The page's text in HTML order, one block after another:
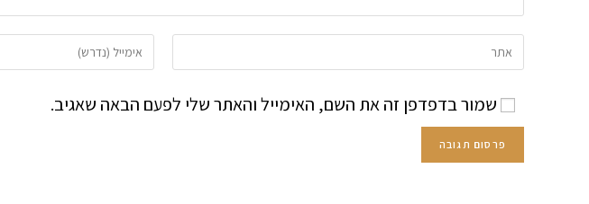
שמור בדפדפן זה את השם, האימייל והאתר שלי לפעם הבאה שאגיב.